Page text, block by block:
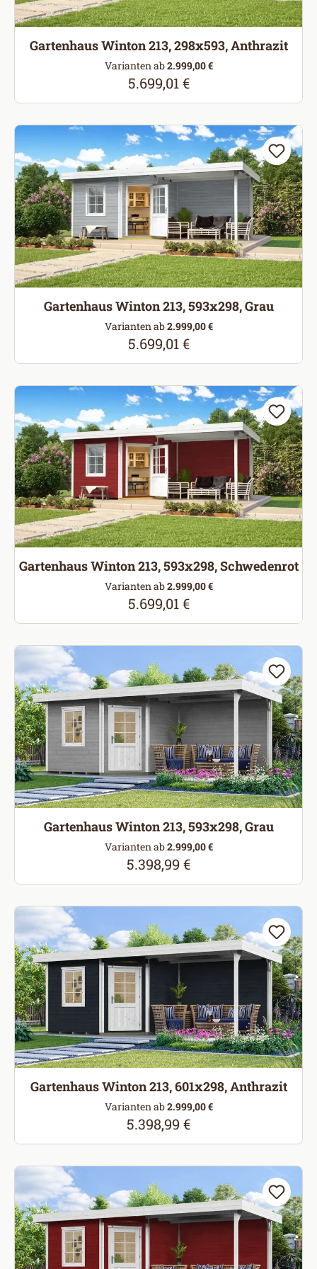
Gartenhaus Winton 213, 298x593, Anthrazit
Varianten ab2.999,00 €
Regulärer Preis:
5.699,01 €
Gartenhaus Winton 213, 593x298, Grau
Varianten ab2.999,00 €
Regulärer Preis:
5.699,01 €
Gartenhaus Winton 213, 593x298, Schwedenrot
Varianten ab2.999,00 €
Regulärer Preis:
5.699,01 €
Gartenhaus Winton 213, 593x298, Grau
Varianten ab2.999,00 €
Regulärer Preis:
5.398,99 €
Gartenhaus Winton 213, 601x298, Anthrazit
Varianten ab2.999,00 €
Regulärer Preis:
5.398,99 €